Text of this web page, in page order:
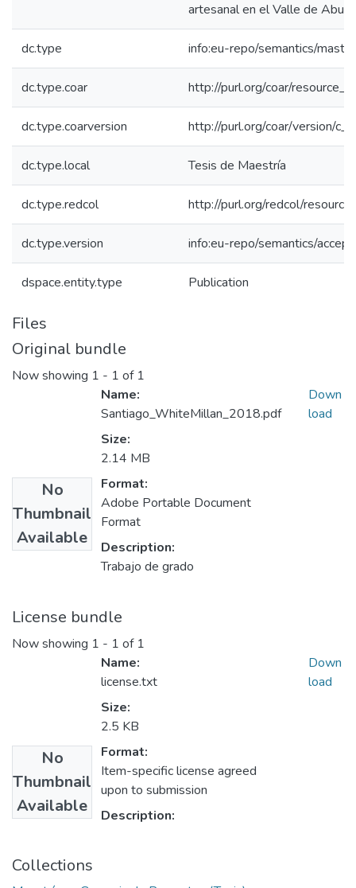
artesanal en el Valle de
dc.type info:eu-repo/semantics/
dc.type.coar http://purl.org/coar/
dc.type.coarversion http://purl.org/coar/version/
dc.type.local Tesis de Maestría
dc.type.redcol http://purl.org/redcol/
dc.type.version info:eu-repo/semantics/
dspace.entity.type Publication
Files
Original bundle
Now showing 1 - 1 of 1
No
Thumbnail
Available
Name:
Santiago_WhiteMillan_2018.pdf
Size:
2.14 MB
Format:
Adobe Portable Document
Format
Description:
Trabajo de grado
Down
load
License bundle
Now showing 1 - 1 of 1
No
Thumbnail
Available
Name:
license.txt
Size:
2.5 KB
Format:
Item-specific license agreed
upon to submission
Description:
Down
load
Collections